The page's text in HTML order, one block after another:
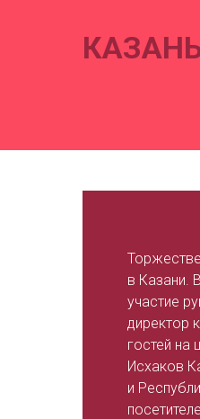
в Казани.
участие
директор
гостей на
Исхаков
и